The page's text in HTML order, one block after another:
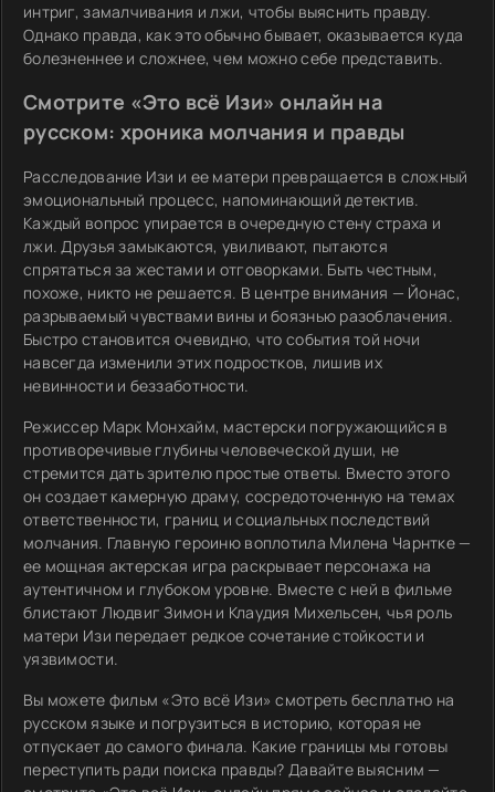
интриг, замалчивания и лжи, чтобы выяснить правду.
Однако правда, как это обычно бывает, оказывается куда
болезненнее и сложнее, чем можно себе представить.
Смотрите «Это всё Изи» онлайн на
русском: хроника молчания и правды
Расследование Изи и ее матери превращается в сложный
эмоциональный процесс, напоминающий детектив.
Каждый вопрос упирается в очередную стену страха и
лжи. Друзья замыкаются, увиливают, пытаются
спрятаться за жестами и отговорками. Быть честным,
похоже, никто не решается. В центре внимания — Йонас,
разрываемый чувствами вины и боязнью разоблачения.
Быстро становится очевидно, что события той ночи
навсегда изменили этих подростков, лишив их
невинности и беззаботности.
Режиссер Марк Монхайм, мастерски погружающийся в
противоречивые глубины человеческой души, не
стремится дать зрителю простые ответы. Вместо этого
он создает камерную драму, сосредоточенную на темах
ответственности, границ и социальных последствий
молчания. Главную героиню воплотила Милена Чарнтке —
ее мощная актерская игра раскрывает персонажа на
аутентичном и глубоком уровне. Вместе с ней в фильме
блистают Людвиг Зимон и Клаудия Михельсен, чья роль
матери Изи передает редкое сочетание стойкости и
уязвимости.
Вы можете фильм «Это всё Изи» смотреть бесплатно на
русском языке и погрузиться в историю, которая не
отпускает до самого финала. Какие границы мы готовы
переступить ради поиска правды? Давайте выясним —